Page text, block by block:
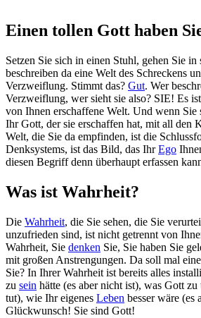
Einen tollen Gott haben
Setzen Sie sich in einen Stuhl, gehen Sie
beschreiben da eine Welt des Schreckens
Verzweiflung. Stimmt das? Gut. Wer
Verzweiflung, wer sieht sie also? SIE! Es
von Ihnen erschaffene Welt. Und wenn Sie
Ihr Gott, der sie erschaffen hat, mit all den
Welt, die Sie da empfinden, ist die
Denksystems, ist das Bild, das IhrEgo
diesen Begriff denn überhaupt erfassen
Was ist Wahrheit?
Die Wahrheit, die Sie sehen, die Sie
unzufrieden sind, ist nicht getrennt von
Wahrheit, Sie denken Sie, Sie haben Sie
mit großen Anstrengungen. Da soll mal
Sie? In Ihrer Wahrheit ist bereits alles
zu sein hätte (es aber nicht ist), was Gott
tut), wie Ihr eigenes Leben besser wäre (es
Glückwunsch! Sie sind Gott!